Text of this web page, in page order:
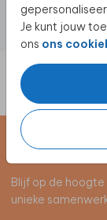
Je kunt jouw
ons ons
Schrijf je
Blijf op de
unieke